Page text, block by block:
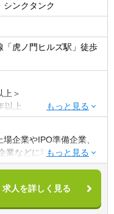
シンクタンク
「虎ノ門ヒルズ駅」徒歩
上＞
以上
務への興味・関心
いくことに対する興
上＞
ルティングファームで
験3年以上
企業やIPO準備企業、
業などに対し、 CFOま
経営支援を行います。
計画策定などを支援
接関わるポジションで
求人を詳しく見る